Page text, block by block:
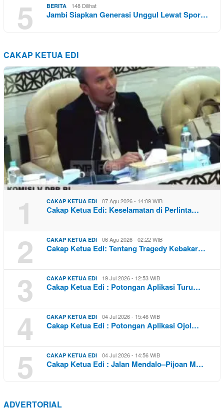
5 BERITA 148 Dilihat
Jambi Siapkan Generasi Unggul Lewat Spor…
CAKAP KETUA EDI
1 CAKAP KETUA EDI 07 Agu 2026 - 14:09 WIB
Cakap Ketua Edi: Keselamatan di Perlinta…
2 CAKAP KETUA EDI 06 Agu 2026 - 02:22 WIB
Cakap Ketua Edi: Tentang Tragedy Kebakar…
3 CAKAP KETUA EDI 19 Jul 2026 - 12:53 WIB
Cakap Ketua Edi : Potongan Aplikasi Turu…
4 CAKAP KETUA EDI 04 Jul 2026 - 15:46 WIB
Cakap Ketua Edi : Potongan Aplikasi Ojol…
5 CAKAP KETUA EDI 04 Jul 2026 - 14:56 WIB
Cakap Ketua Edi : Jalan Mendalo–Pijoan M…
ADVERTORIAL